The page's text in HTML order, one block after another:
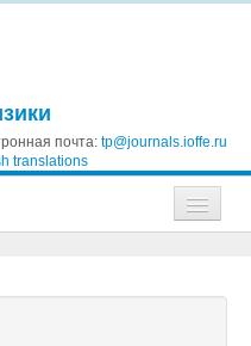
почта: tp@journals.ioffe.ru
translations
физики